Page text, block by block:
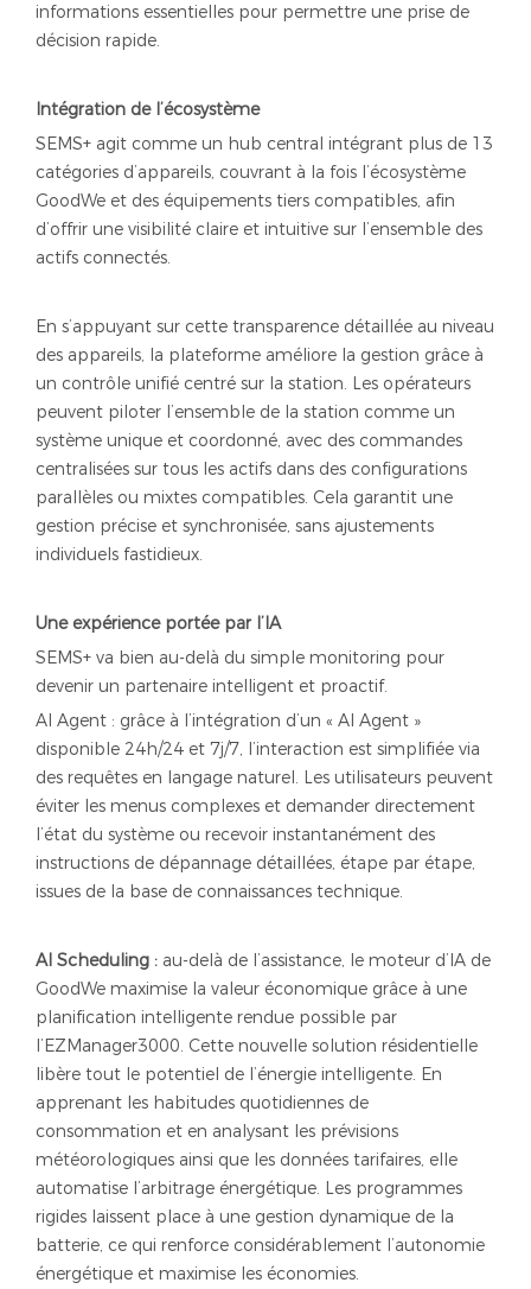
informations essentielles pour permettre une prise de
décision rapide.
Intégration de l’écosystème
SEMS+ agit comme un hub central intégrant plus de 13
catégories d’appareils, couvrant à la fois l’écosystème
GoodWe et des équipements tiers compatibles, afin
d’offrir une visibilité claire et intuitive sur l’ensemble des
actifs connectés.
En s’appuyant sur cette transparence détaillée au niveau
des appareils, la plateforme améliore la gestion grâce à
un contrôle unifié centré sur la station. Les opérateurs
peuvent piloter l’ensemble de la station comme un
système unique et coordonné, avec des commandes
centralisées sur tous les actifs dans des configurations
parallèles ou mixtes compatibles. Cela garantit une
gestion précise et synchronisée, sans ajustements
individuels fastidieux.
Une expérience portée par l’IA
SEMS+ va bien au-delà du simple monitoring pour
devenir un partenaire intelligent et proactif.
AI Agent : grâce à l’intégration d’un « AI Agent »
disponible 24h/24 et 7j/7, l’interaction est simplifiée via
des requêtes en langage naturel. Les utilisateurs peuvent
éviter les menus complexes et demander directement
l’état du système ou recevoir instantanément des
instructions de dépannage détaillées, étape par étape,
issues de la base de connaissances technique.
AI Scheduling : au-delà de l’assistance, le moteur d’IA de
GoodWe maximise la valeur économique grâce à une
planification intelligente rendue possible par
l’EZManager3000. Cette nouvelle solution résidentielle
libère tout le potentiel de l’énergie intelligente. En
apprenant les habitudes quotidiennes de
consommation et en analysant les prévisions
météorologiques ainsi que les données tarifaires, elle
automatise l’arbitrage énergétique. Les programmes
rigides laissent place à une gestion dynamique de la
batterie, ce qui renforce considérablement l’autonomie
énergétique et maximise les économies.